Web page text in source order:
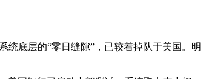
底层的“零日缝隙”，已较着掉队于美国。明